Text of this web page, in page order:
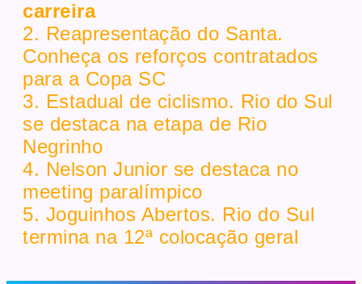
carreira
2. Reapresentação do Santa.
Conheça os reforços contratados
para a Copa SC
3. Estadual de ciclismo. Rio do Sul
se destaca na etapa de Rio
Negrinho
4. Nelson Junior se destaca no
meeting paralímpico
5. Joguinhos Abertos. Rio do Sul
termina na 12ª colocação geral